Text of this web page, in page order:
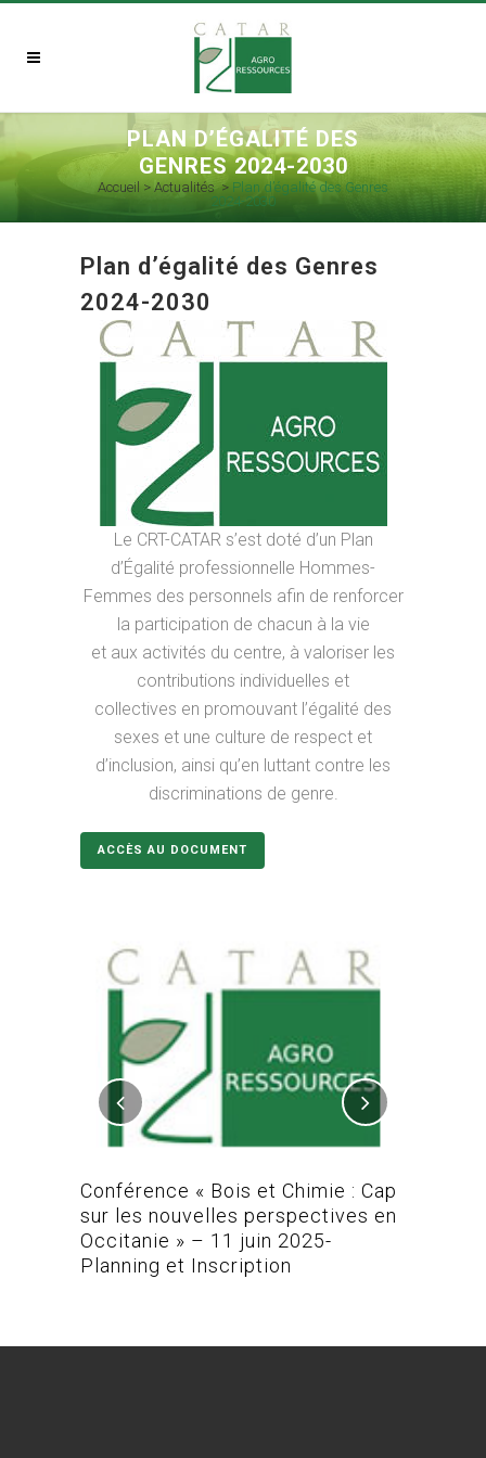
PLAN D’ÉGALITÉ DES
GENRES 2024-2030
Accueil>Actualités > Plan d’égalité des Genres
2024-2030
Plan d’égalité des Genres
2024-2030
Le CRT-CATAR s’est doté d’un Plan
d’Égalité professionnelle Hommes-
Femmes des personnels afin de renforcer
la participation de chacun à la vie
et aux activités du centre, à valoriser les
contributions individuelles et
collectives en promouvant l’égalité des
sexes et une culture de respect et
d’inclusion, ainsi qu’en luttant contre les
discriminations de genre.
ACCÈS AU DOCUMENT
Conférence « Bois et Chimie : Cap
sur les nouvelles perspectives en
Occitanie » – 11 juin 2025-
Planning et Inscription